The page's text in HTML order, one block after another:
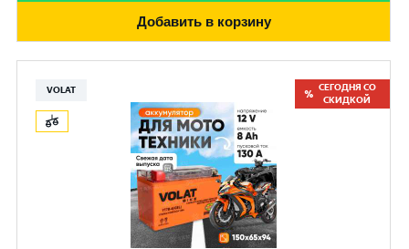
Добавить в корзину
VOLAT
СЕГОДНЯ СО
СКИДКОЙ